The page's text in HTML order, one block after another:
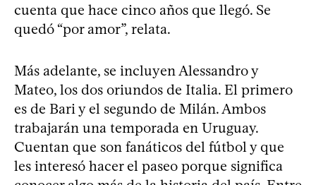
cuenta que hace cinco años que llegó. Se
quedó “por amor”, relata.
Más adelante, se incluyen Alessandro y
Mateo, los dos oriundos de Italia. El primero
es de Bari y el segundo de Milán. Ambos
trabajarán una temporada en Uruguay.
Cuentan que son fanáticos del fútbol y que
les interesó hacer el paseo porque significa